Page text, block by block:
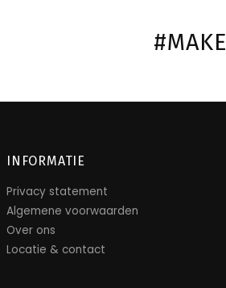
#MAKE
INFORMATIE
Privacy statement
Algemene voorwaarden
Over ons
Locatie & contact